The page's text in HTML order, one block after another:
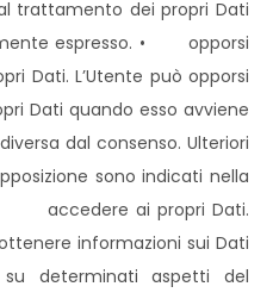
trattamento dei propri Dati
espresso. • opporsi
Dati. L’Utente può opporsi
Dati quando esso avviene
dal consenso. Ulteriori
sono indicati nella
• accedere ai propri Dati.
informazioni sui Dati
determinati aspetti del